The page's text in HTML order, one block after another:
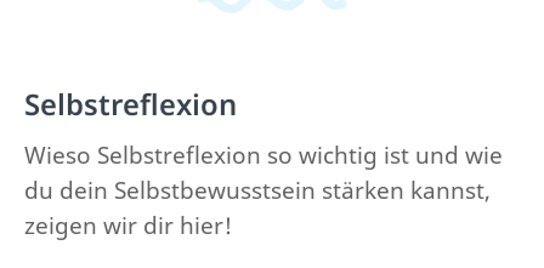
Selbstreflexion
Wieso Selbstreflexion so wichtig ist und wie
du dein Selbstbewusstsein stärken kannst,
zeigen wir dir hier!